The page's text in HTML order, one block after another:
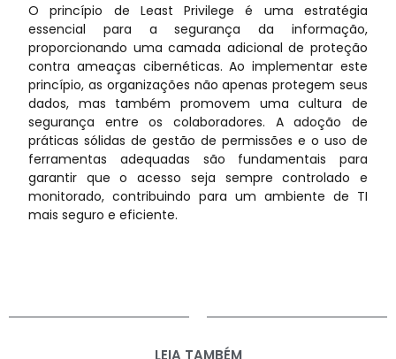
O princípio de Least Privilege é uma estratégia
essencial para a segurança da informação,
proporcionando uma camada adicional de proteção
contra ameaças cibernéticas. Ao implementar este
princípio, as organizações não apenas protegem seus
dados, mas também promovem uma cultura de
segurança entre os colaboradores. A adoção de
práticas sólidas de gestão de permissões e o uso de
ferramentas adequadas são fundamentais para
garantir que o acesso seja sempre controlado e
monitorado, contribuindo para um ambiente de TI
mais seguro e eficiente.
LEIA TAMBÉM